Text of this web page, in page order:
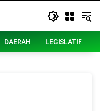
DAERAH LEGISLATIF